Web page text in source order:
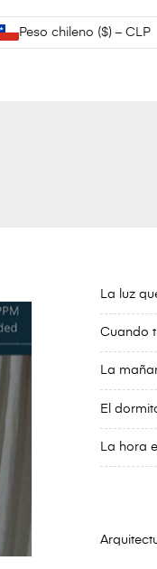
Peso chileno ($) – CLP
La luz
Cuando
La
El
La hora